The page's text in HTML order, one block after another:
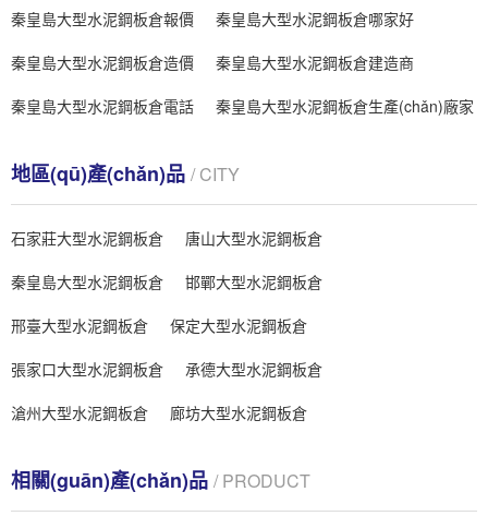
秦皇島大型水泥鋼板倉報價
秦皇島大型水泥鋼板倉哪家好
秦皇島大型水泥鋼板倉造價
秦皇島大型水泥鋼板倉建造商
秦皇島大型水泥鋼板倉電話
秦皇島大型水泥鋼板倉生產(chǎn)廠家
地區(qū)產(chǎn)品 / CITY
石家莊大型水泥鋼板倉
唐山大型水泥鋼板倉
秦皇島大型水泥鋼板倉
邯鄲大型水泥鋼板倉
邢臺大型水泥鋼板倉
保定大型水泥鋼板倉
張家口大型水泥鋼板倉
承德大型水泥鋼板倉
滄州大型水泥鋼板倉
廊坊大型水泥鋼板倉
相關(guān)產(chǎn)品 / PRODUCT